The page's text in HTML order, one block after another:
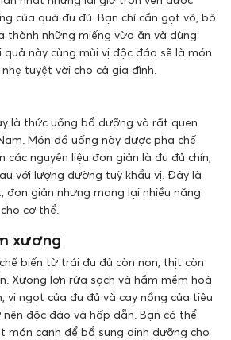
của quả đu đủ. Bạn chỉ cần gọt vỏ, bỏ
thành những miếng vừa ăn và dùng
quả này cùng mùi vị độc đáo sẽ là món
tuyệt vời cho cả gia đình.
là thức uống bổ dưỡng và rất quen
Món đồ uống này được pha chế
các nguyên liệu đơn giản là đu đủ chín,
với lượng đường tuỳ khẩu vị. Đây là
đơn giản nhưng mang lại nhiều năng
cơ thể.
xương
biến từ trái đu đủ còn non, thịt còn
Xương lợn rửa sạch và hầm mềm hoà
vị ngọt của đu đủ và cay nồng của tiêu
độc đáo và hấp dẫn. Bạn có thể
món canh để bổ sung dinh dưỡng cho